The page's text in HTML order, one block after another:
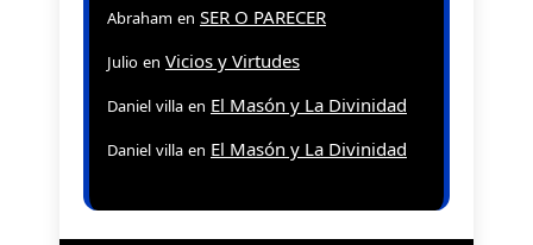
Abraham en SER O PARECER
Julio en Vicios y Virtudes
Daniel villaen El Masón y La Divinidad
Daniel villaen El Masón y La Divinidad